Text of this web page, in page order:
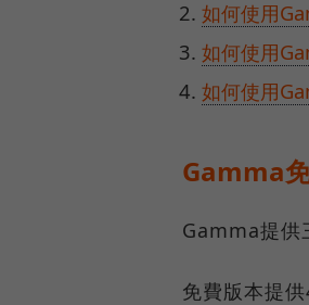
如何使用
如何使用
如何使用
Gamma
Gamma提供
免費版本提